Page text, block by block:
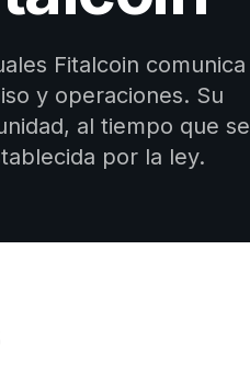
Fitalcoin comunica
y operaciones. Su
al tiempo que se
por la ley.